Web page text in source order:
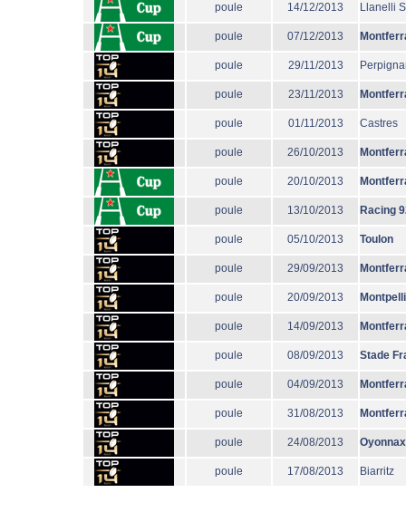
poule 14/12/2013 Llanelli
poule 07/12/2013
poule 29/11/2013
poule 23/11/2013
poule 01/11/2013 Castres
poule 26/10/2013
poule 20/10/2013
poule 13/10/2013 Racing
poule 05/10/2013 Toulon
poule 29/09/2013
poule 20/09/2013
poule 14/09/2013
poule 08/09/2013 Stade
poule 04/09/2013
poule 31/08/2013
poule 24/08/2013 Oyonnax
poule 17/08/2013 Biarritz